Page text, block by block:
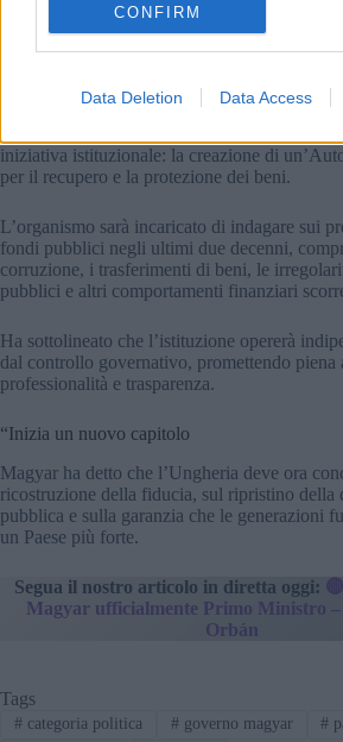
CONFIRM
Data Deletion Data Access
Cosa succede ora:Piazza Kossuth si
all’apertura del Parlamento ungherese,
Giustizia, trasparenza e una nuova autorità
Magyar ha anche annunciato i piani per
iniziativa istituzionale: la creazione di
per il recupero e la protezione dei beni.
L’organismo sarà incaricato di indagare sui
fondi pubblici negli ultimi due decenni,
corruzione, i trasferimenti di beni, le
pubblici e altri comportamenti finanziari
Ha sottolineato che l’istituzione opererà
dal controllo governativo, promettendo piena
professionalità e trasparenza.
“Inizia un nuovo capitolo
Magyar ha detto che l’Ungheria deve ora
ricostruzione della fiducia, sul ripristino della
pubblica e sulla garanzia che le generazioni
un Paese più forte.
Segua il nostro articolo in diretta oggi:
Magyar ufficialmente Primo Ministro –
Orbán
Tags
#categoria politica #governo magyar #